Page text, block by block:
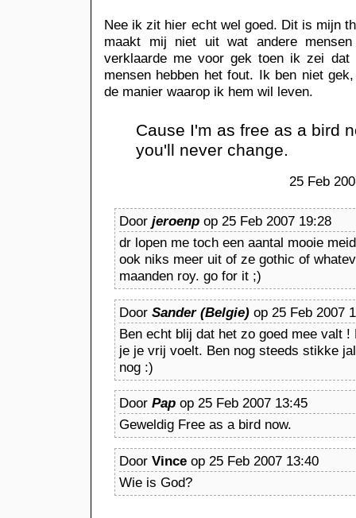
Nee ik zit hier echt wel goed. Dit is mijn
maakt mij niet uit wat andere
verklaarde me voor gek toen ik zei
mensen hebben het fout. Ik ben niet
de manier waarop ik hem wil leven.
Cause I'm as free as a bird
you'll never change.
25 Feb
Door jeroenpop 25 Feb 2007 19:28
dr lopen me toch een aantal mooie
ook niks meer uit of ze gothic of
maanden roy. go for it ;)
Door Sander (Belgie)op 25 Feb 2007
Ben echt blij dat het zo goed mee valt !
je je vrij voelt. Ben nog steeds stikke
nog :)
Door Papop 25 Feb 2007 13:45
Geweldig Free as a bird now.
Door Vinceop 25 Feb 2007 13:40
Wie is God?